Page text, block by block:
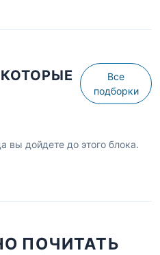
Все
подборки
вы дойдете до этого блока.
ПОЧИТАТЬ